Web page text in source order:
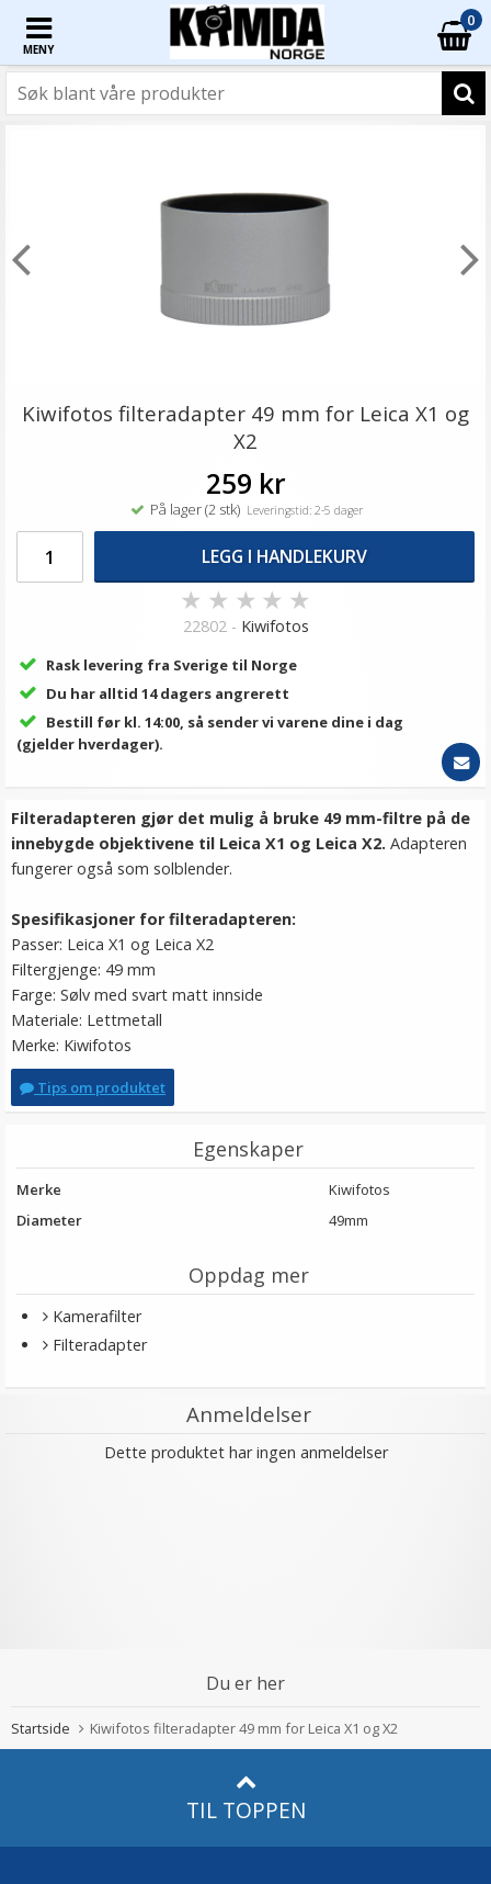
MENY
0
Kiwifotos filteradapter 49 mm for Leica X1 og
X2
259 kr
På lager (2 stk)Leveringstid: 2-5 dager
LEGG I HANDLEKURV
★ ★ ★ ★ ★
22802 - Kiwifotos
Rask levering fra Sverige til Norge
Du har alltid 14 dagers angrerett
Bestill før kl. 14:00, så sender vi varene dine i dag
(gjelder hverdager).
Filteradapteren gjør det mulig å bruke 49 mm-filtre på de
innebygde objektivene til Leica X1 og Leica X2. Adapteren
fungerer også som solblender.
Spesifikasjoner for filteradapteren:
Passer: Leica X1 og Leica X2
Filtergjenge: 49 mm
Farge: Sølv med svart matt innside
Materiale: Lettmetall
Merke: Kiwifotos
Tips om produktet
Egenskaper
Merke
Kiwifotos
Diameter
49mm
Oppdag mer
Kamerafilter
Filteradapter
Anmeldelser
Dette produktet har ingen anmeldelser
Du er her
Startside Kiwifotos filteradapter 49 mm for Leica X1 og X2
TIL TOPPEN